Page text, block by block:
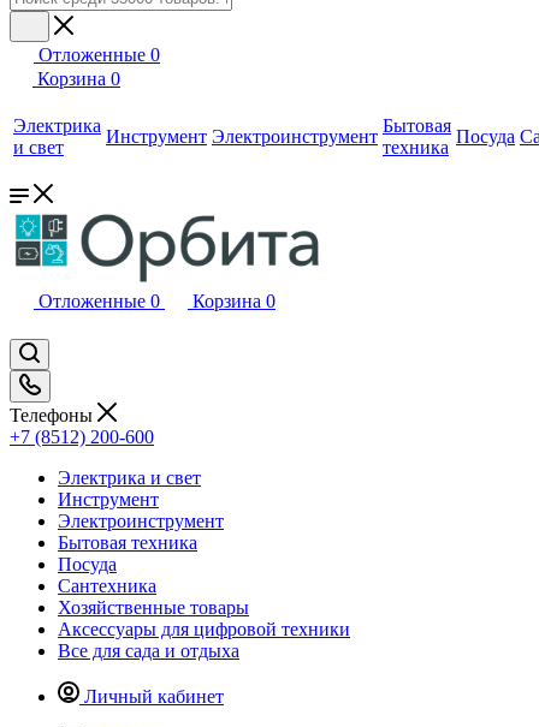
Отложенные 0
Корзина 0
Электрика
и свет
Инструмент Электроинструмент
Бытовая
техника
Посуда
Отложенные 0 Корзина 0
Телефоны
+7 (8512) 200-600
Электрика и свет
Инструмент
Электроинструмент
Бытовая техника
Посуда
Сантехника
Хозяйственные товары
Аксессуары для цифровой техники
Все для сада и отдыха
Личный кабинет